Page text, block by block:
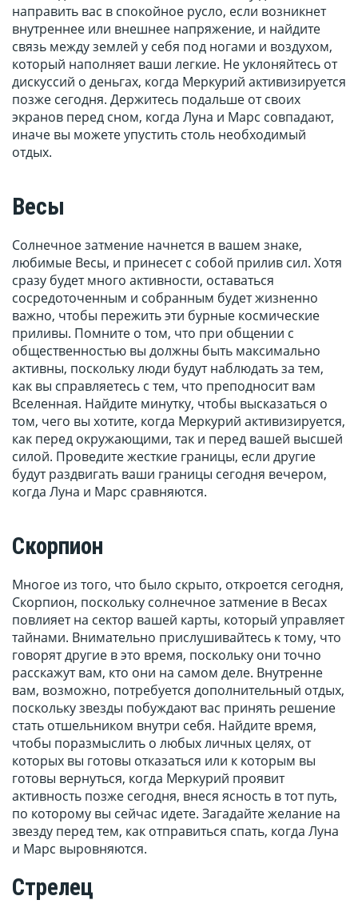
направить вас в спокойное русло, если возникнет
внутреннее или внешнее напряжение, и найдите
связь между землей у себя под ногами и воздухом,
который наполняет ваши легкие. Не уклоняйтесь от
дискуссий о деньгах, когда Меркурий активизируется
позже сегодня. Держитесь подальше от своих
экранов перед сном, когда Луна и Марс совпадают,
иначе вы можете упустить столь необходимый
отдых.
Весы
Солнечное затмение начнется в вашем знаке,
любимые Весы, и принесет с собой прилив сил. Хотя
сразу будет много активности, оставаться
сосредоточенным и собранным будет жизненно
важно, чтобы пережить эти бурные космические
приливы. Помните о том, что при общении с
общественностью вы должны быть максимально
активны, поскольку люди будут наблюдать за тем,
как вы справляетесь с тем, что преподносит вам
Вселенная. Найдите минутку, чтобы высказаться о
том, чего вы хотите, когда Меркурий активизируется,
как перед окружающими, так и перед вашей высшей
силой. Проведите жесткие границы, если другие
будут раздвигать ваши границы сегодня вечером,
когда Луна и Марс сравняются.
Скорпион
Многое из того, что было скрыто, откроется сегодня,
Скорпион, поскольку солнечное затмение в Весах
повлияет на сектор вашей карты, который управляет
тайнами. Внимательно прислушивайтесь к тому, что
говорят другие в это время, поскольку они точно
расскажут вам, кто они на самом деле. Внутренне
вам, возможно, потребуется дополнительный отдых,
поскольку звезды побуждают вас принять решение
стать отшельником внутри себя. Найдите время,
чтобы поразмыслить о любых личных целях, от
которых вы готовы отказаться или к которым вы
готовы вернуться, когда Меркурий проявит
активность позже сегодня, внеся ясность в тот путь,
по которому вы сейчас идете. Загадайте желание на
звезду перед тем, как отправиться спать, когда Луна
и Марс выровняются.
Стрелец